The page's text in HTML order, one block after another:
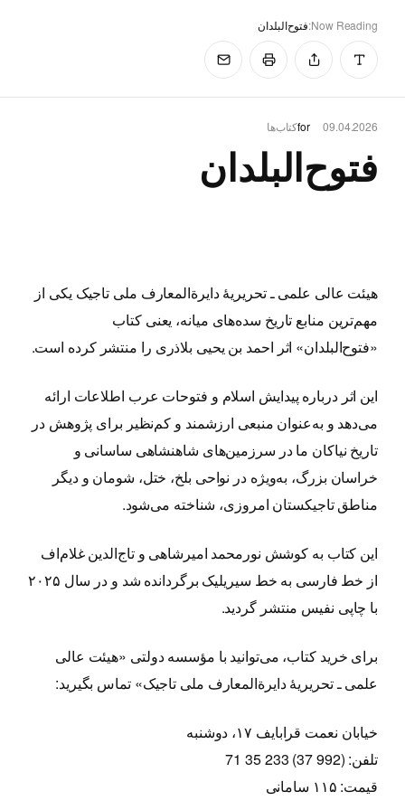
Now Reading: فتوح‌البلدان
09.04.2026
forکتاب‌ها
فتوح‌البلدان
هیئت عالی علمی ـ تحریریهٔ دایرةالمعارف ملی تاجیک یکی از
مهم‌ترین منابع تاریخ سده‌های میانه، یعنی کتاب
«فتوح‌البلدان» اثر احمد بن یحیی بلاذری را منتشر کرده است.
این اثر درباره پیدایش اسلام و فتوحات عرب اطلاعات ارائه
می‌دهد و به‌عنوان منبعی ارزشمند و کم‌نظیر برای پژوهش در
تاریخ نیاکان ما در سرزمین‌های شاهنشاهی ساسانی و
خراسان بزرگ، به‌ویژه در نواحی بلخ، ختل، شومان و دیگر
مناطق تاجیکستان امروزی، شناخته می‌شود.
این کتاب به کوشش نورمحمد امیرشاهی و تاج‌الدین غلام‌اف
از خط فارسی به خط سیریلیک برگردانده شد و در سال ۲۰۲۵
با چاپی نفیس منتشر گردید.
برای خرید کتاب، می‌توانید با مؤسسه دولتی «هیئت عالی
علمی ـ تحریریهٔ دایرةالمعارف ملی تاجیک» تماس بگیرید:
خیابان نعمت قرابایف ۱۷، دوشنبه
تلفن: (992 37) 233 35 71
قیمت: ۱۱۵ سامانی